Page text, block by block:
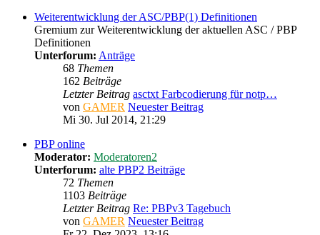
Weiterentwicklung der ASC/PBP(1) Definitionen
Gremium zur Weiterentwicklung der aktuellen ASC / PBP
Definitionen
Unterforum: Anträge
68 Themen
162 Beiträge
Letzter Beitrag asctxt Farbcodierung für notp…
von GAMER Neuester Beitrag
Mi 30. Jul 2014, 21:29
PBP online
Moderator: Moderatoren2
Unterforum: alte PBP2 Beiträge
72 Themen
1103 Beiträge
Letzter Beitrag Re: PBPv3 Tagebuch
von GAMER Neuester Beitrag